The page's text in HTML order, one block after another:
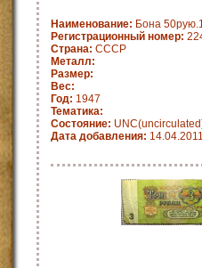
Наименование: Бона
Регистрационный номер:
Страна: CCCP
Металл:
Размер:
Вес:
Год: 1947
Тематика:
Состояние:
Дата добавления: